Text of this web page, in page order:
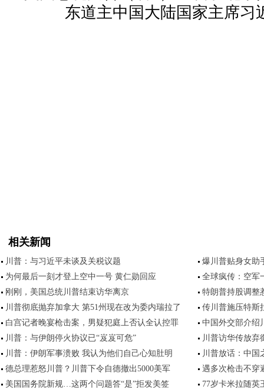
相关新闻
川普：与习近平未谈及关税议题
爆川普贴身女助
为何最后一刻才登上空中一号 黄仁勋回应
全球疯传：空军
刚刚，美国总统川普结束访华离京
特朗普持股调整
川普彻底抛弃加拿大 第51州现在改为委内瑞拉了
传川普施压特斯
白宫记者晚宴枪击案，男疑犯庭上否认全认控罪
中国外交部介绍
川普：与伊朗停火协议已“岌岌可危”
川普访华传放弃
川普：伊朗军事溃败 我认为他们自己心知肚明
川普放话：中国
德总理惹怒川普？川普下令自德撤出5000美军
遇多次枪击不穿
美国国务院新规…这两个问题答“是”拒发美签
77岁卡米拉随英